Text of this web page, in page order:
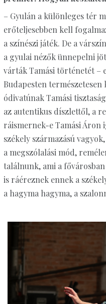
– Gyulán a különleges tér
erőteljesebben kell
a színészi játék. De a
a gyulai nézők ünnepelni
várták Tamási történetét –
Budapesten
ódivatúnak Tamási
az autentikus díszlettől, a
ráismernek-e Tamási Áron
székely származású
a megszólalási mód,
találnunk, ami a
is ráéreznek ennek a
a hagyma hagyma, a